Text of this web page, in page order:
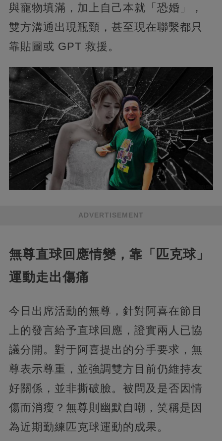
與寵物填滿，加上自己本就「恐婚」，
雙方溝通出現瓶頸，甚至現在聯繫都只
靠貼圖或 GPT 救援。
ADVERTISEMENT
無尊直球回應情變，靠「匹克球」
運動走出傷痛
今日出席活動的無尊，針對阿喜在節目
上的發言給予直球回應，證實兩人已協
議分開。對于阿喜提出的分手要求，無
尊表示尊重，並強調雙方目前仍維持友
好關係，並非撕破臉。被問及是否因情
傷而消瘦？無尊則幽默自嘲，笑稱是因
為近期勤練匹克球運動的成果。